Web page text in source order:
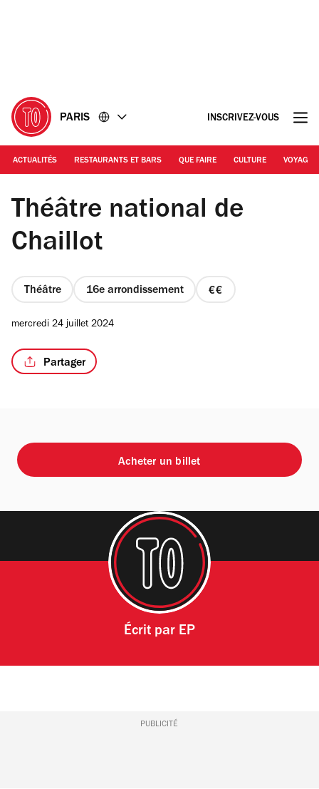
PARIS INSCRIVEZ-VOUS
ACTUALITÉS RESTAURANTS ET BARS QUE FAIRE CULTURE VOYAGE
Time Out Oliver Knight | Théâtre National de Chaillot
Théâtre national de
Chaillot
Théâtre 16e arrondissement
prix
mercredi 24 juillet 2024
Partager
Acheter un billet
Écrit par EP
PUBLICITÉ